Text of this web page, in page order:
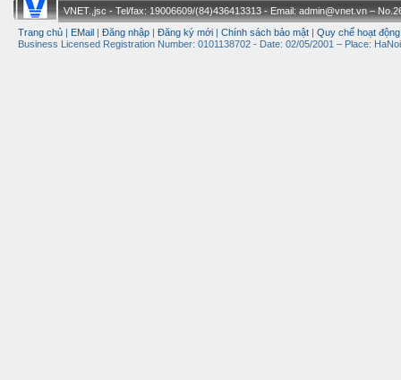
VNET.,jsc - Tel/fax: 19006609/(84)436413313 - Email: admin@vnet.vn –
Trang chủ
EMail Đăng nhập Đăng ký mới Chính sách bảo mật Quy chế hoạt động
Business Licensed Registration Number: 0101138702 - Date: 02/05/2001 – Place: